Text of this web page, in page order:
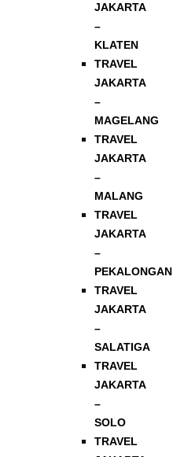
JAKARTA
–
KLATEN
TRAVEL
JAKARTA
–
MAGELANG
TRAVEL
JAKARTA
–
MALANG
TRAVEL
JAKARTA
–
PEKALONGAN
TRAVEL
JAKARTA
–
SALATIGA
TRAVEL
JAKARTA
–
SOLO
TRAVEL